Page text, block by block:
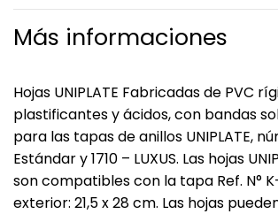
Más informaciones
Hojas UNIPLATE Fabricadas de PVC
plastificantes y ácidos, con bandas
para las tapas de anillos UNIPLATE,
Estándar y 1710 – LUXUS. Las hojas
son compatibles con la tapa Ref. N°
exterior: 21,5 x 28 cm. Las hojas